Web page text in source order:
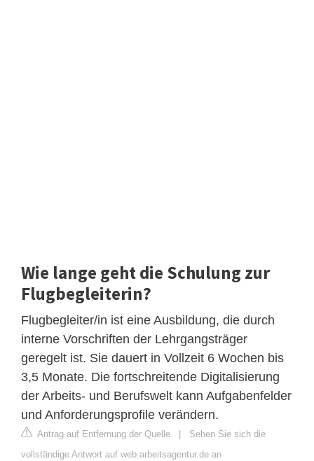
Wie lange geht die Schulung zur
Flugbegleiterin?
Flugbegleiter/in ist eine Ausbildung, die durch
interne Vorschriften der Lehrgangsträger
geregelt ist. Sie dauert in Vollzeit 6 Wochen bis
3,5 Monate. Die fortschreitende Digitalisierung
der Arbeits- und Berufswelt kann Aufgabenfelder
und Anforderungsprofile verändern.
Antrag auf Entfernung der Quelle
Sehen Sie sich die
vollständige Antwort auf web.arbeitsagentur.de an